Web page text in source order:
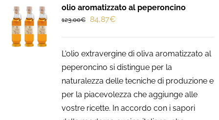
olio aromatizzato al peperoncino
123,00€
Il
era:
123,00€.
84,87€Il
è:
84,87€.
L'olio extravergine di oliva aromatizzato al
peperoncino si distingue per la
naturalezza delle tecniche di produzione e
per la piacevolezza che aggiunge alle
vostre ricette. In accordo con i sapori